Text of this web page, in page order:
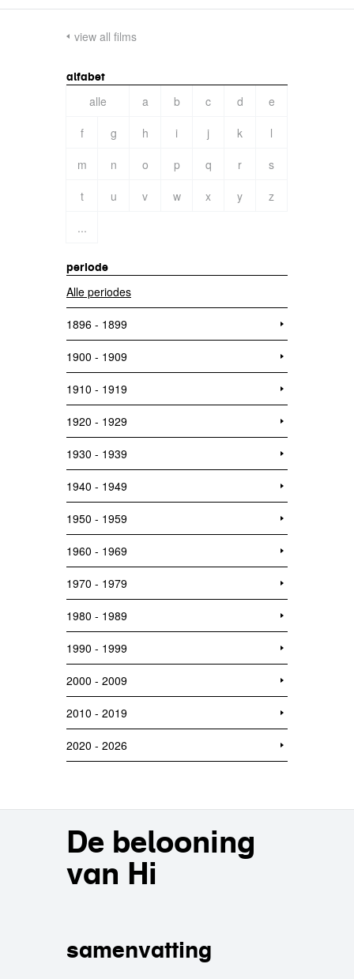
view all films
alfabet
alle a b c d
e
f
g h i j k
l
m
n o p q r
s
t
u v w x y
z
...
periode
Alle periodes
1896 - 1899
1900 - 1909
1910 - 1919
1920 - 1929
1930 - 1939
1940 - 1949
1950 - 1959
1960 - 1969
1970 - 1979
1980 - 1989
1990 - 1999
2000 - 2009
2010 - 2019
2020 - 2026
De belooning
van Hi
samenvatting